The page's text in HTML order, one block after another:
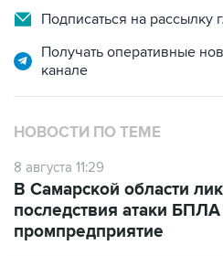
Подписаться на рассылку
Получать оперативные
канале
НОВОСТИ ПО ТЕМЕ
8 августа 11:29
В Самарской области
последствия атаки
промпредприятие